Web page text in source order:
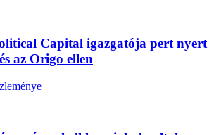
Capital igazgatója pert nyert
az Origo ellen